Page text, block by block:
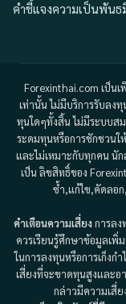
คำชี้แจงความเป็นพันธ
Forexinthai.com เป็น
เท่านั้น ไม่มีบริการรับลง
ทุนใดๆทั้งสิ้น ไม่มีระบบส
ระดมทุนหรือการชักชวนใ
และไม่เหมาะกับทุกคน นั
เป็น ลิขสิทธิ์ของ
ซ้ำ,แก้ไข,คัดลอ
คำเตือนความเสี่ยงการลง
ควรเรียนรู้ศึกษาข้อมูลเพิ่
ในการลงทุนหรือการเก็งก
เสี่ยงที่จะขาดทุนสูงและ
กล่าวมีความเสี่